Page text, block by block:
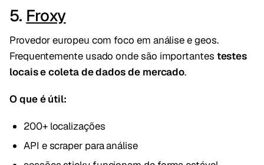
5. Froxy
Provedor europeu com foco em análise e geos.
Frequentemente usado onde são importantes testes
locais e coleta de dados de mercado.
O que é útil:
200+ localizações
API e scraper para análise